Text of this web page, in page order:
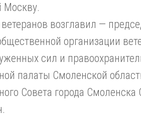
Москву.
возглавил —
организации
сил и
палаты Смоленской
Совета города Смоленска